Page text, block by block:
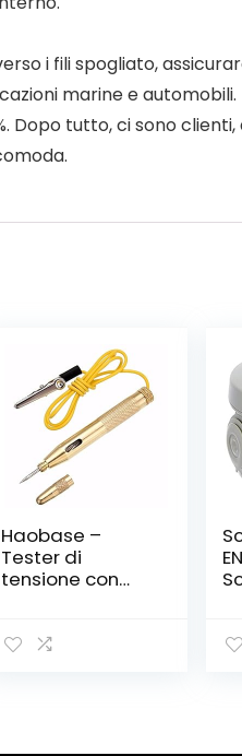
i fili spogliato,
marine e automobili.
Dopo tutto, ci sono clienti,
Haobase –
Tester di
tensione con
o camion DC 6